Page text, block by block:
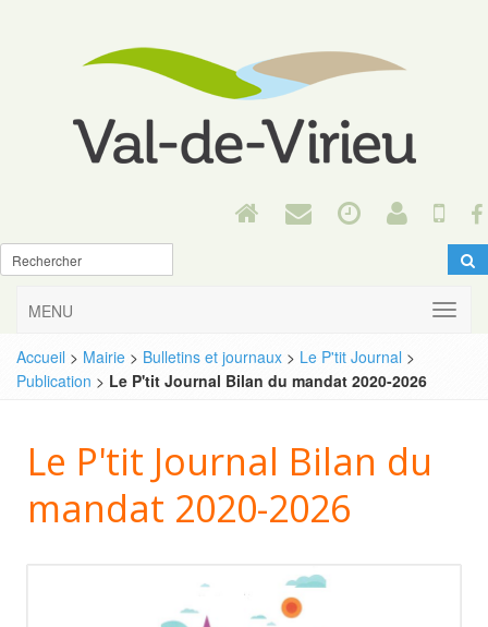
MENU
Accueil > Mairie > Bulletins et journaux > Le P'tit Journal >
Publication > Le P'tit Journal Bilan du mandat 2020-2026
Le P'tit Journal Bilan du
mandat 2020-2026